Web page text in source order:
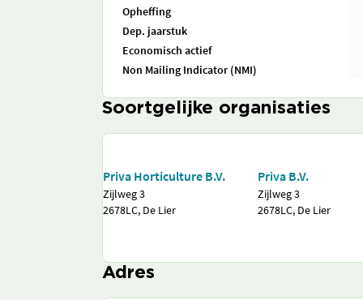
Opheffing
Dep. jaarstuk
Economisch actief
Non Mailing Indicator (NMI)
Soortgelijke organisaties
Priva Horticulture B.V.
Zijlweg 3
2678LC, De Lier
Priva B.V.
Zijlweg 3
2678LC, De Lier
Adres